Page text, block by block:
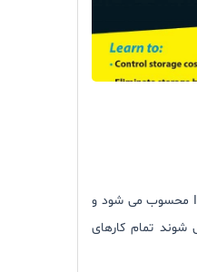
ذخیره سازی یکی از سه رکن اساسی دنیای IT محسوب می شود و
شوند تمام کارهای